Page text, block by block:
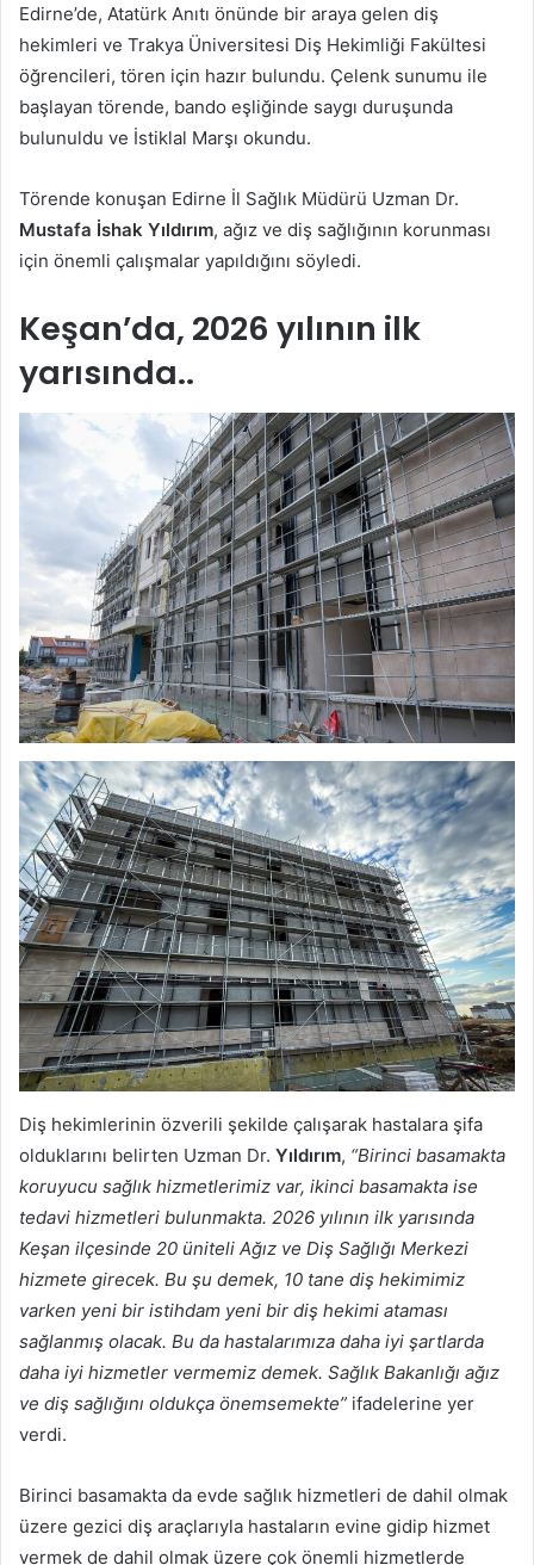
Edirne’de, Atatürk Anıtı önünde bir araya gelen diş
hekimleri ve Trakya Üniversitesi Diş Hekimliği Fakültesi
öğrencileri, tören için hazır bulundu. Çelenk sunumu ile
başlayan törende, bando eşliğinde saygı duruşunda
bulunuldu ve İstiklal Marşı okundu.
Törende konuşan Edirne İl Sağlık Müdürü Uzman Dr.
Mustafa İshak Yıldırım, ağız ve diş sağlığının korunması
için önemli çalışmalar yapıldığını söyledi.
Keşan’da, 2026 yılının ilk
yarısında..
Diş hekimlerinin özverili şekilde çalışarak hastalara şifa
olduklarını belirten Uzman Dr. Yıldırım, “Birinci basamakta
koruyucu sağlık hizmetlerimiz var, ikinci basamakta ise
tedavi hizmetleri bulunmakta. 2026 yılının ilk yarısında
Keşan ilçesinde 20 üniteli Ağız ve Diş Sağlığı Merkezi
hizmete girecek. Bu şu demek, 10 tane diş hekimimiz
varken yeni bir istihdam yeni bir diş hekimi ataması
sağlanmış olacak. Bu da hastalarımıza daha iyi şartlarda
daha iyi hizmetler vermemiz demek. Sağlık Bakanlığı ağız
ve diş sağlığını oldukça önemsemekte” ifadelerine yer
verdi.
Birinci basamakta da evde sağlık hizmetleri de dahil olmak
üzere gezici diş araçlarıyla hastaların evine gidip hizmet
vermek de dahil olmak üzere çok önemli hizmetlerde